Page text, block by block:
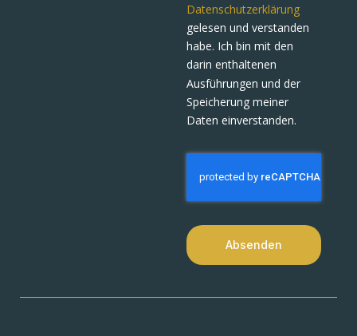
Datenschutzerklärung
gelesen und verstanden
habe. Ich bin mit den
darin enthaltenen
Ausführungen und der
Speicherung meiner
Daten einverstanden.
Absenden